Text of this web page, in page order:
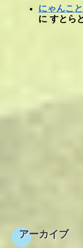
にゃんこ
に すとら
アーカイブ